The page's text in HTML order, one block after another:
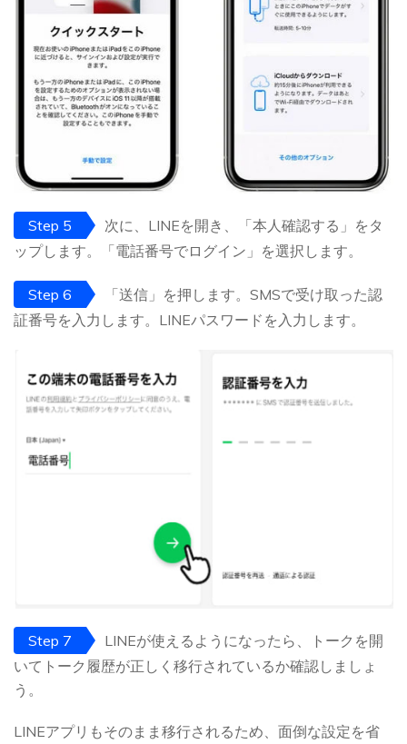
Step 5
次に、LINEを開き、「本人確認する」をタ
ップします。「電話番号でログイン」を選択します。
Step 6
「送信」を押します。SMSで受け取った認
証番号を入力します。LINEパスワードを入力します。
Step 7
LINEが使えるようになったら、トークを開
いてトーク履歴が正しく移行されているか確認しましょ
う。
LINEアプリもそのまま移行されるため、面倒な設定を省